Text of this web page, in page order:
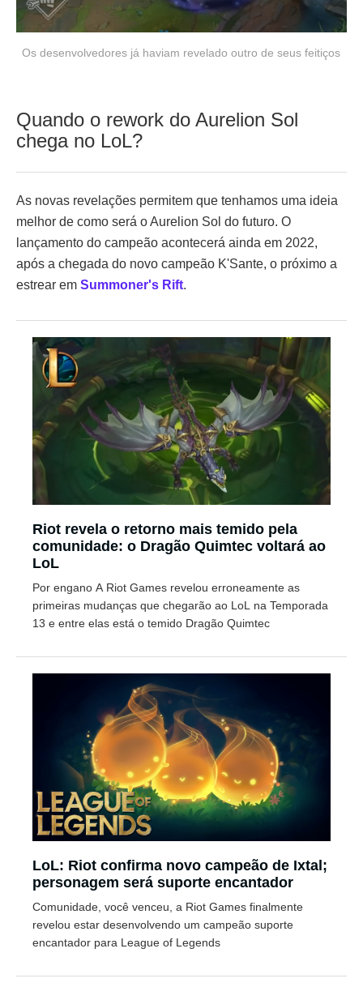
Os desenvolvedores já haviam revelado outro de seus feitiços
Quando o rework do Aurelion Sol
chega no LoL?
As novas revelações permitem que tenhamos uma ideia
melhor de como será o Aurelion Sol do futuro. O
lançamento do campeão acontecerá ainda em 2022,
após a chegada do novo campeão K'Sante, o próximo a
estrear em Summoner's Rift.
Riot revela o retorno mais temido pela
comunidade: o Dragão Quimtec voltará ao
LoL
Por engano A Riot Games revelou erroneamente as
primeiras mudanças que chegarão ao LoL na Temporada
13 e entre elas está o temido Dragão Quimtec
LoL: Riot confirma novo campeão de Ixtal;
personagem será suporte encantador
Comunidade, você venceu, a Riot Games finalmente
revelou estar desenvolvendo um campeão suporte
encantador para League of Legends